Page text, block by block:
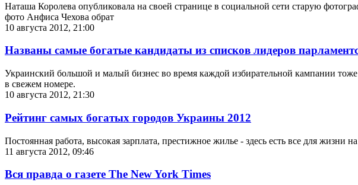
Наташа Королева опубликовала на своей странице в социальной сети старую
фото Анфиса Чехова обрат
10 августа 2012, 21:00
Названы самые богатые кандидаты из списков лидеров
Украинский большой и малый бизнес во время каждой избирательной кампании
в свежем номере.
10 августа 2012, 21:30
Рейтинг самых богатых городов Украины 2012
Постоянная работа, высокая зарплата, престижное жилье - здесь есть все для
11 августа 2012, 09:46
Вся правда о газете The New York Times